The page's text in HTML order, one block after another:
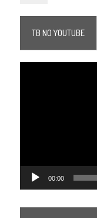
TB NO YOUTUBE
00:00